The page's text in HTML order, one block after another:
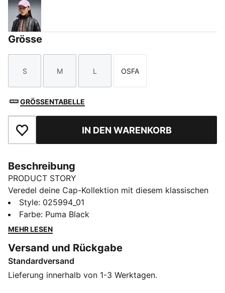
Mauve Glow
Grösse
Größe
S
Größe
M
Größe
L
Größe
OSFA
GRÖSSENTABELLE
Zu Favoriten hinzufügenIN DEN WARENKORB
Beschreibung
PRODUCT STORY
Veredel deine Cap-Kollektion mit diesem klassischen
6-Panel-Design mit einem PUMA Cat Logo Pin aus
Metall. Der gebogene Schirm und der verstellbare
Riemenverschluss sorgen für einen perfekten Sitz bei
FEATURES + VORTEILE
Hergestellt aus mindestens 50 % recycelten
Materialien
Style: 025994_01
Farbe: Puma Black
MEHR LESEN
Versand und Rückgabe
Standardversand
Lieferung innerhalb von 1-3 Werktagen.